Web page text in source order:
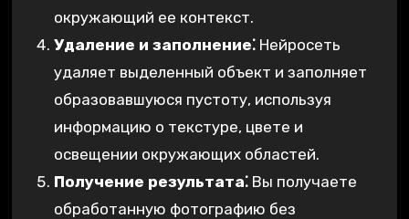
окружающий ее контекст.
Удаление и заполнение⁚Нейросеть
удаляет выделенный объект и заполняет
образовавшуюся пустоту, используя
информацию о текстуре, цвете и
освещении окружающих областей.
Получение результата⁚Вы получаете
обработанную фотографию без